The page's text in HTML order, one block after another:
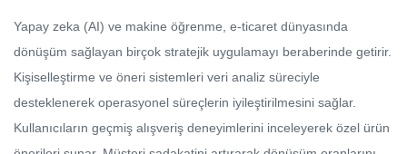
Yapay zeka (AI) ve makine öğrenme, e-ticaret dünyasında
dönüşüm sağlayan birçok stratejik uygulamayı beraberinde getirir.
Kişiselleştirme ve öneri sistemleri veri analiz süreciyle
desteklenerek operasyonel süreçlerin iyileştirilmesini sağlar.
Kullanıcıların geçmiş alışveriş deneyimlerini inceleyerek özel ürün